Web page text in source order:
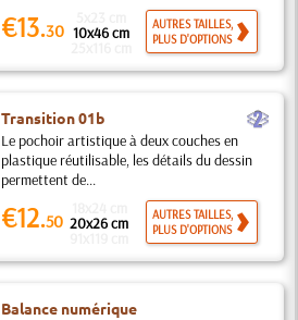
€13.30 10x46 cm
AUTRES TAILLES,
PLUS D'OPTIONS
Transition 01b b
Le pochoir artistique à deux couches en
plastique réutilisable, les détails du dessin
permettent de...
€12.50 20x26 cm
AUTRES TAILLES,
PLUS D'OPTIONS
Balance numérique